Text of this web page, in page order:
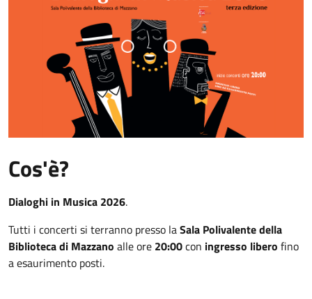
Cos'è?
Dialoghi in Musica 2026.
Tutti i concerti si terranno presso laSala Polivalente della
Biblioteca di Mazzano alle ore 20:00con ingresso libero fino
a esaurimento posti.